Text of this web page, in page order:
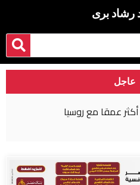
رشاد برى
عاجل
عمقا مع روسيا